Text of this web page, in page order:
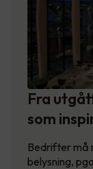
Fra
som
Bedrifter må
belysning,